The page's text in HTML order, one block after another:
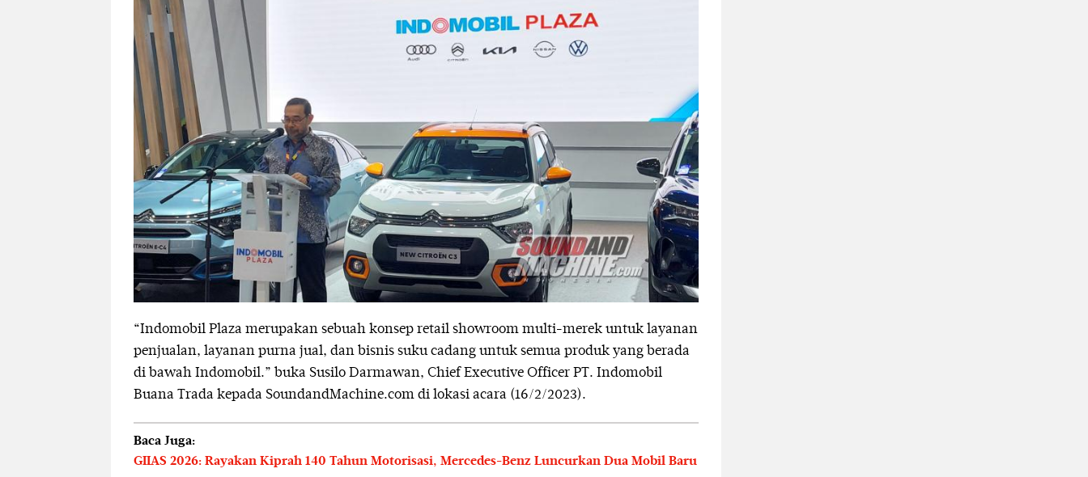
“Indomobil Plaza merupakan sebuah konsep retail showroom multi-merek untuk layanan
penjualan, layanan purna jual, dan bisnis suku cadang untuk semua produk yang berada
di bawah Indomobil.” buka Susilo Darmawan, Chief Executive Officer PT. Indomobil
Buana Trada kepada SoundandMachine.com di lokasi acara (16/2/2023).
Baca Juga:
GIIAS 2026: Rayakan Kiprah 140 Tahun Motorisasi, Mercedes-Benz Luncurkan Dua Mobil Baru